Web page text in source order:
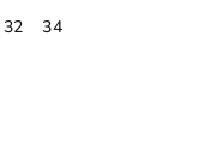
32
34